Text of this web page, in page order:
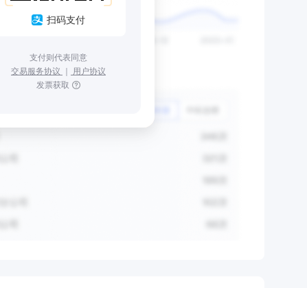
扫码支付
支付则代表同意
交易服务协议 ｜ 用户协议
发票获取